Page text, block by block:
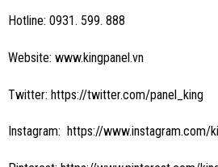
Hotline: 0931. 599. 888
Website: www.kingpanel.vn
Twitter: https://twitter.com/panel_king
Instagram: https://www.instagram.com/